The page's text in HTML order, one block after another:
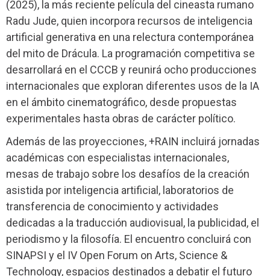
(2025), la más reciente película del cineasta rumano
Radu Jude, quien incorpora recursos de inteligencia
artificial generativa en una relectura contemporánea
del mito de Drácula. La programación competitiva se
desarrollará en el CCCB y reunirá ocho producciones
internacionales que exploran diferentes usos de la IA
en el ámbito cinematográfico, desde propuestas
experimentales hasta obras de carácter político.
Además de las proyecciones, +RAIN incluirá jornadas
académicas con especialistas internacionales,
mesas de trabajo sobre los desafíos de la creación
asistida por inteligencia artificial, laboratorios de
transferencia de conocimiento y actividades
dedicadas a la traducción audiovisual, la publicidad, el
periodismo y la filosofía. El encuentro concluirá con
SINAPSI y el IV Open Forum on Arts, Science &
Technology, espacios destinados a debatir el futuro